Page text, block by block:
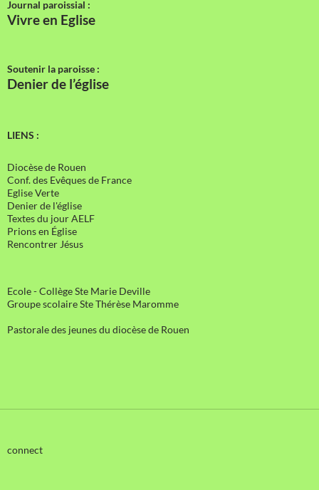
Journal paroissial :
Vivre en Eglise
Soutenir la paroisse :
Denier de l’église
LIENS :
Diocèse de Rouen
Conf. des Evêques de France
Eglise Verte
Denier de l'église
Textes du jour AELF
Prions en Église
Rencontrer Jésus
Ecole - Collège Ste Marie Deville
Groupe scolaire Ste Thérèse Maromme
Pastorale des jeunes du diocèse de Rouen
connect